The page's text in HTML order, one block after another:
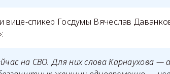
спикер Госдумы Вячеслав
на СВО. Для них слова Карнаухова —